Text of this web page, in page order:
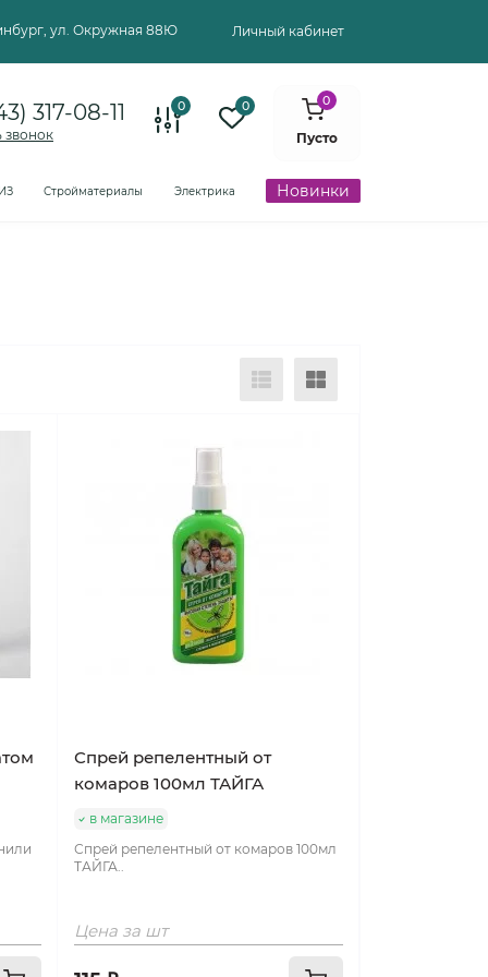
ул. Окружная 88Ю Личный кабинет
317-08-11
звонок
0 0 0
Пусто
Стройматериалы Электрика Новинки
Спрей репелентный от
комаров 100мл ТАЙГА
в магазине
Спрей репелентный от комаров 100мл
ТАЙГА..
Цена за шт